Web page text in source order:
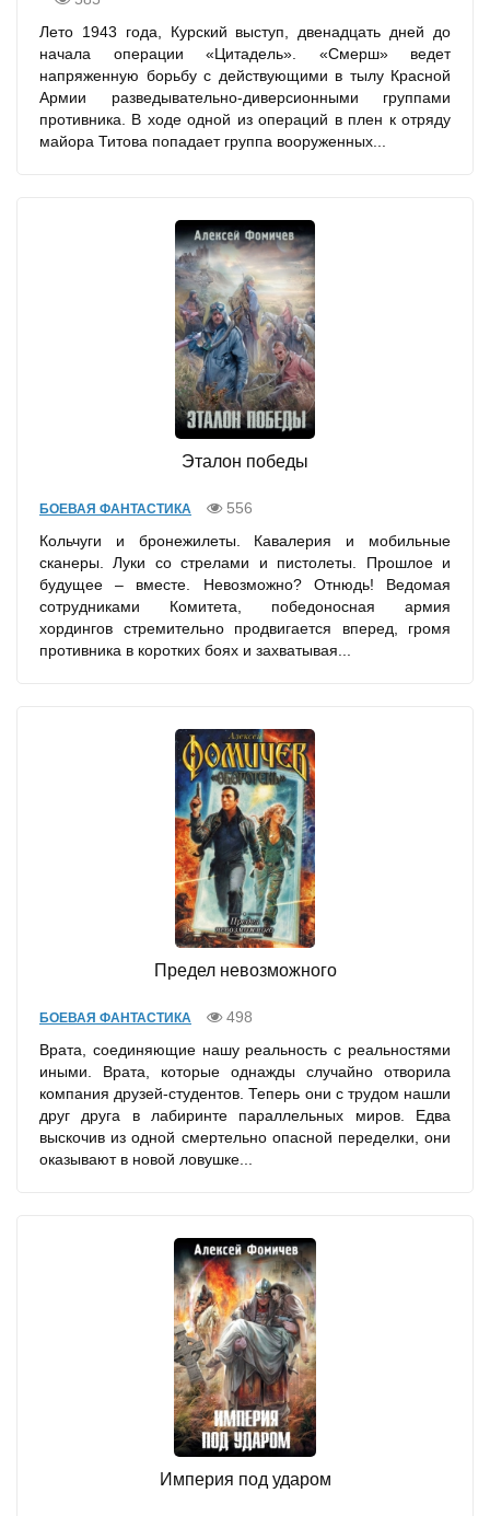
Лето 1943 года, Курский выступ, двенадцать дней до
начала операции «Цитадель». «Смерш» ведет
напряженную борьбу с действующими в тылу Красной
Армии разведывательно-диверсионными группами
противника. В ходе одной из операций в плен к отряду
майора Титова попадает группа вооруженных...
Эталон победы
БОЕВАЯ ФАНТАСТИКА
556
Кольчуги и бронежилеты. Кавалерия и мобильные
сканеры. Луки со стрелами и пистолеты. Прошлое и
будущее – вместе. Невозможно? Отнюдь! Ведомая
сотрудниками Комитета, победоносная армия
хордингов стремительно продвигается вперед, громя
противника в коротких боях и захватывая...
Предел невозможного
БОЕВАЯ ФАНТАСТИКА
498
Врата, соединяющие нашу реальность с реальностями
иными. Врата, которые однажды случайно отворила
компания друзей-студентов. Теперь они с трудом нашли
друг друга в лабиринте параллельных миров. Едва
выскочив из одной смертельно опасной переделки, они
оказывают в новой ловушке...
Империя под ударом